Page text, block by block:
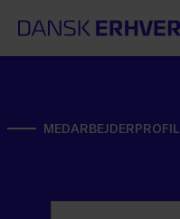
MEDARBEJDERPROFIL